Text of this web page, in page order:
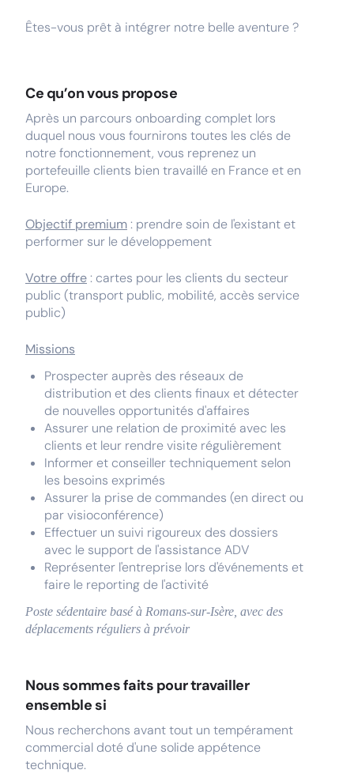
Êtes-vous prêt à intégrer notre belle aventure ?
Ce qu’on vous propose
Après un parcours onboarding complet lors
duquel nous vous fournirons toutes les clés de
notre fonctionnement, vous reprenez un
portefeuille clients bien travaillé en France et en
Europe.
Objectif premium: prendre soin de l'existant et
performer sur le développement
Votre offre: cartes pour les clients du secteur
public (transport public, mobilité, accès service
public)
Missions
Prospecter auprès des réseaux de
distribution et des clients finaux et détecter
de nouvelles opportunités d'affaires
Assurer une relation de proximité avec les
clients et leur rendre visite régulièrement
Informer et conseiller techniquement selon
les besoins exprimés
Assurer la prise de commandes (en direct ou
par visioconférence)
Effectuer un suivi rigoureux des dossiers
avec le support de l'assistance ADV
Représenter l'entreprise lors d'événements et
faire le reporting de l'activité
Poste sédentaire basé à Romans-sur-Isère, avec des
déplacements réguliers à prévoir
Nous sommes faits pour travailler
ensemble si
Nous recherchons avant tout un tempérament
commercial doté d'une solide appétence
technique.